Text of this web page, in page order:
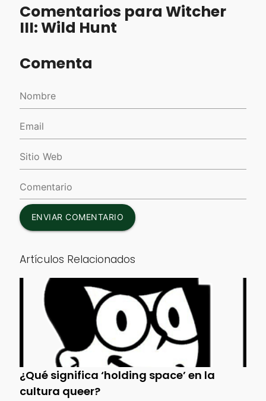
Comentarios para Witcher
III: Wild Hunt
Comenta
ENVIAR COMENTARIO
Artículos Relacionados
¿Qué significa ‘holding space’ en la
cultura queer?